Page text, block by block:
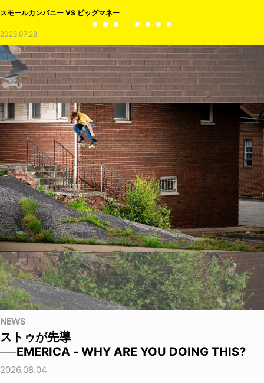
スモールカンパニー VS ビッグマネー
2026.07.28
NEWS
ストゥが先導
──EMERICA - WHY ARE YOU DOING THIS?
2026.08.04